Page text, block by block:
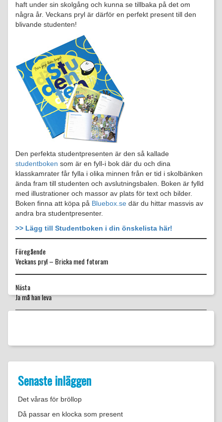
haft under sin skolgång och kunna se tillbaka på det om
några år. Veckans pryl är därför en perfekt present till den
blivande studenten!
Den perfekta studentpresenten är den så kallade
studentboken som är en fyll-i bok där du och dina
klasskamrater får fylla i olika minnen från er tid i skolbänken
ända fram till studenten och avslutningsbalen. Boken är fylld
med illustrationer och massor av plats för text och bilder.
Boken finna att köpa på Bluebox.se där du hittar massvis av
andra bra studentpresenter.
>> Lägg till Studentboken i din önskelista här!
Föregående
Föregående
Veckans pryl – Bricka med fotoram
Nästa
Nästa
Ja må han leva
Senaste inläggen
Det våras för bröllop
Då passar en klocka som present